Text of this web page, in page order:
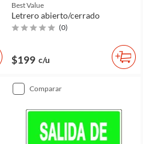
Best Value
Letrero abierto/cerrado
(0)
$199 c/u
comparar